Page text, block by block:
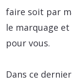
faire soit par
le marquage
pour vous.
Dans ce